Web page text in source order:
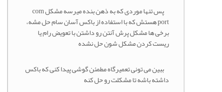
پس تنها موردی که به ذهن بنده میرسه مشکل com
port هستش که با استفاده از باکس آسان سام حل مشه،
برخی ها مشکل پرش آنتن رو داشتن با تعویض رام یا
ریست کردن مشکل شون حل نشده
ببین می تونی تعمیرگاه مطمئن گوشی پیدا کنی که باکس
داشته باشه تا مشکلت رو حل کنه